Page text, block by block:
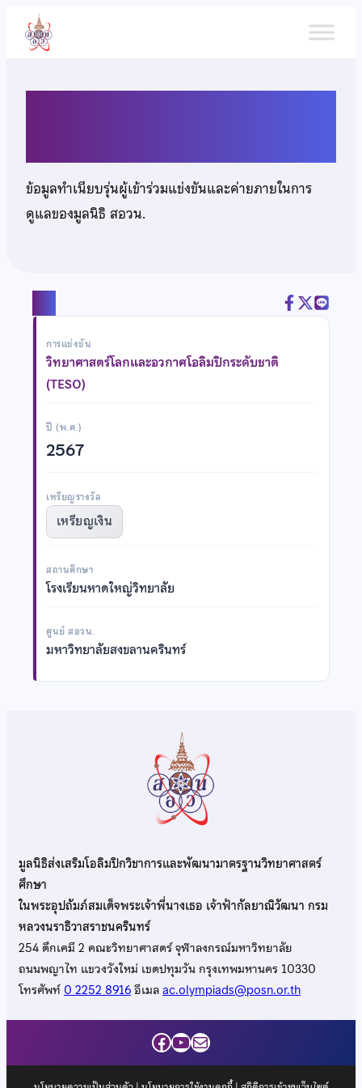
เนื้อหา
ข้อมูลทำเนียบรุ่นผู้เข้าร่วมแข่งขันและค่ายภายในการ
ดูแลของมูลนิธิ สอวน.
การแข่งขัน
วิทยาศาสตร์โลกและอวกาศโอลิมปิกระดับชาติ
(TESO)
ปี (พ.ศ.)
2567
เหรียญรางวัล
เหรียญเงิน
สถานศึกษา
โรงเรียนหาดใหญ่วิทยาลัย
ศูนย์ สอวน.
มหาวิทยาลัยสงขลานครินทร์
มูลนิธิส่งเสริมโอลิมปิกวิชาการและพัฒนามาตรฐานวิทยาศาสตร์
ศึกษา
ในพระอุปถัมภ์สมเด็จพระเจ้าพี่นางเธอ เจ้าฟ้ากัลยาณิวัฒนา กรม
หลวงนราธิวาสราชนครินทร์
254 ตึกเคมี 2 คณะวิทยาศาสตร์ จุฬาลงกรณ์มหาวิทยาลัย
ถนนพญาไท แขวงวังใหม่ เขตปทุมวัน กรุงเทพมหานคร 10330
โทรศัพท์0 2252 8916อีเมลac.olympiads@posn.or.th
Facebook
YouTube
Mail